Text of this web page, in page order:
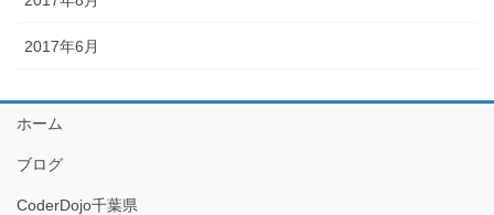
2017年6月
ホーム
ブログ
CoderDojo千葉県